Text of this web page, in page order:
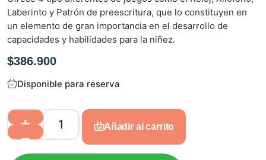
o
e
n
d
e
5
Laberinto y Patrón de preescritura, que lo constituyen en
un elemento de gran importancia en el desarrollo de
capacidades y habilidades para la niñez.
$386.900
Disponible para reserva
Añadir al carrito